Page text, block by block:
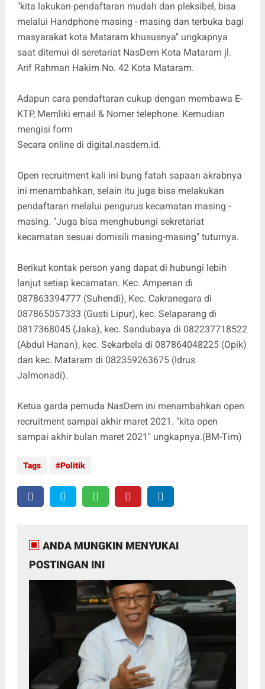
"kita lakukan pendaftaran mudah dan pleksibel, bisa
melalui Handphone masing - masing dan terbuka bagi
masyarakat kota Mataram khususnya" ungkapnya
saat ditemui di seretariat NasDem Kota Mataram jl.
Arif Rahman Hakim No. 42 Kota Mataram.
Adapun cara pendaftaran cukup dengan membawa E-
KTP, Memliki email & Nomer telephone. Kemudian
mengisi form
Secara online di digital.nasdem.id.
Open recruitment kali ini bung fatah sapaan akrabnya
ini menambahkan, selain itu juga bisa melakukan
pendaftaran melalui pengurus kecamatan masing -
masing. "Juga bisa menghubungi sekretariat
kecamatan sesuai domisili masing-masing" tuturnya.
Berikut kontak person yang dapat di hubungi lebih
lanjut setiap kecamatan. Kec. Ampenan di
087863394777 (Suhendi), Kec. Cakranegara di
087865057333 (Gusti Lipur), kec. Selaparang di
0817368045 (Jaka), kec. Sandubaya di 082237718522
(Abdul Hanan), kec. Sekarbela di 087864048225 (Opik)
dan kec. Mataram di 082359263675 (Idrus
Jalmonadi).
Ketua garda pemuda NasDem ini menambahkan open
recruitment sampai akhir maret 2021. "kita open
sampai akhir bulan maret 2021" ungkapnya.(BM-Tim)
Tags Politik
ANDA MUNGKIN MENYUKAI
POSTINGAN INI